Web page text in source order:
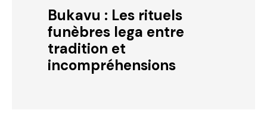
Bukavu : Les rituels
funèbres lega entre
tradition et
incompréhensions